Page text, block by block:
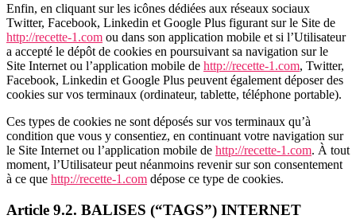
Enfin, en cliquant sur les icônes dédiées aux réseaux sociaux
Twitter, Facebook, Linkedin et Google Plus figurant sur le Site de
http://recette-1.com ou dans son application mobile et si l’Utilisateur
a accepté le dépôt de cookies en poursuivant sa navigation sur le
Site Internet ou l’application mobile de http://recette-1.com, Twitter,
Facebook, Linkedin et Google Plus peuvent également déposer des
cookies sur vos terminaux (ordinateur, tablette, téléphone portable).
Ces types de cookies ne sont déposés sur vos terminaux qu’à
condition que vous y consentiez, en continuant votre navigation sur
le Site Internet ou l’application mobile de http://recette-1.com. À tout
moment, l’Utilisateur peut néanmoins revenir sur son consentement
à ce que http://recette-1.com dépose ce type de cookies.
Article 9.2. BALISES (“TAGS”) INTERNET